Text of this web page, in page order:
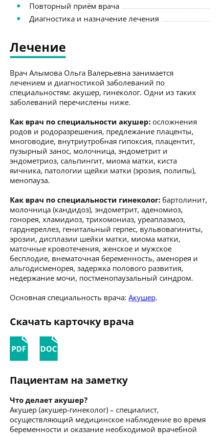
Повторный приём врача
Диагностика и назначение лечения
Лечение
Врач Алымова Ольга Валерьевна занимается
лечением и диагностикой заболеваний по
специальностям: акушер, гинеколог. Одни из таких
заболеваний перечислены ниже.
Как врач по специальности акушер: осложнения
родов и родоразрешения, предлежание плаценты,
многоводие, внутриутробная гипоксия, плацентит,
пузырный занос, молочница, эндометрит и
эндометриоз, сальпингит, миома матки, киста
яичника, патологии щейки матки (эрозия, полипы),
менопауза.
Как врач по специальности гинеколог: бартолинит,
молочница (кандидоз), эндометрит, аденомиоз,
гонорея, хламидиоз, трихомониаз, уреаплазмоз,
гарднереллез, генитальный герпес, вульвовагиниты,
эрозии, дисплазии шейки матки, миома матки,
маточные кровотечения, женское и мужское
бесплодие, внематочная беременность, аменорея и
альгодисменорея, задержка полового развития,
недержание мочи, постменопаузальный синдром.
Основная специальность врача: Акушер.
Скачать карточку врача
Пациентам на заметку
Что делает акушер?
Акушер (акушер-гинеколог) – специалист,
осуществляющий медицинское наблюдение во время
беременности и оказание необходимой врачебной